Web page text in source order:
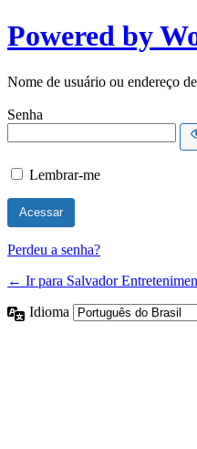
Powered by
Nome de usuário ou endereço
Senha
Lembrar-me
Perdeu a senha?
← Ir para Salvador
Idioma